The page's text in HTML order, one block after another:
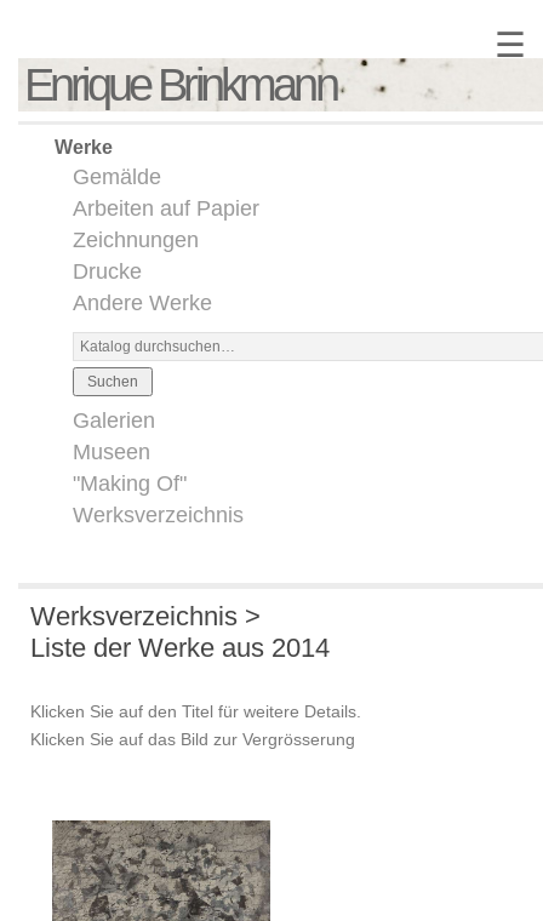
☰
Enrique Brinkmann
Werke
Gemälde
Arbeiten auf Papier
Zeichnungen
Drucke
Andere Werke
Suchen
Galerien
Museen
"Making Of"
Werksverzeichnis
Werksverzeichnis >
Liste der Werke aus 2014
Klicken Sie auf den Titel für weitere Details.
Klicken Sie auf das Bild zur Vergrösserung